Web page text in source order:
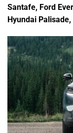
Santafe, Ford
Hyundai